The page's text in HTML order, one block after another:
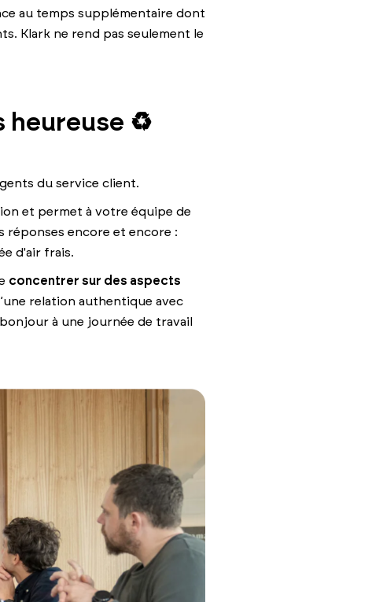
au temps supplémentaire dont
Klark ne rend pas seulement le
heureuse ♻️
du service client.
et permet à votre équipe de
réponses encore et encore :
d'air frais.
concentrer sur des aspects
relation authentique avec
à une journée de travail